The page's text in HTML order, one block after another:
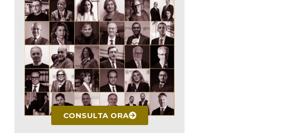
CONSULTA ORA